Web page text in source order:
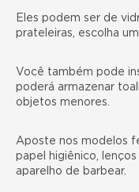
Eles podem ser de
prateleiras, escolha
Você também pode
poderá armazenar
objetos menores.
Aposte nos modelos
papel higiênico,
aparelho de barbear.